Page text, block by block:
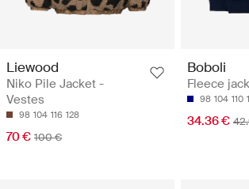
Liewood
Niko Pile Jacket -
Vestes
98 104 116 128
70 € 100 €
Boboli
Fleece
98 104 110
34.36 €